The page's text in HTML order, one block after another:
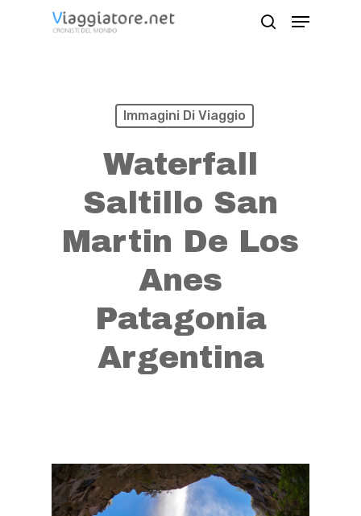
Menu
Immagini Di Viaggio
Waterfall
Saltillo San
Martin De Los
Anes
Patagonia
Argentina